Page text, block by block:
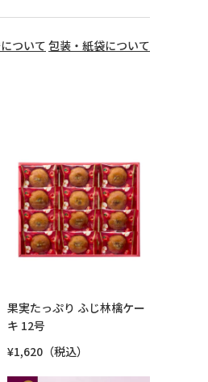
ついて 包装・紙袋について
果実たっぷり ふじ林檎ケー
キ 12号
¥1,620（税込）